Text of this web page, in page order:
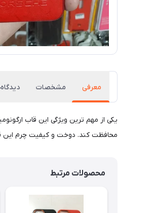
معرفی مشخصات
یکی از مهم ترین ویژگی این قاب
محافظت کند. دوخت و کیفیت چرم این
محصولات مرتبط